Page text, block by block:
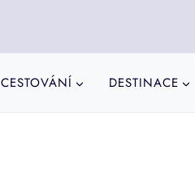
CESTOVÁNÍ DESTINACE